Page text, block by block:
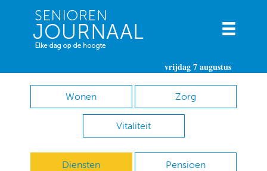
vrijdag 7 augustus
Wonen Zorg
Vitaliteit
Diensten Pensioen